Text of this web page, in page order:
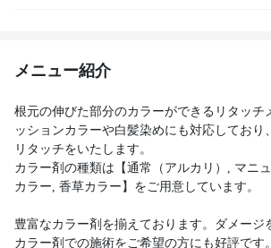
メニュー紹介
根元の伸びた部分のカラーができるリタッチ
ッションカラーや白髪染めにも対応しており
リタッチをいたします。
カラー剤の種類は【通常（アルカリ）, マニ
カラー, 香草カラー】をご用意しています。
豊富なカラー剤を揃えております。ダメージ
カラー剤での施術をご希望の方にも好評です